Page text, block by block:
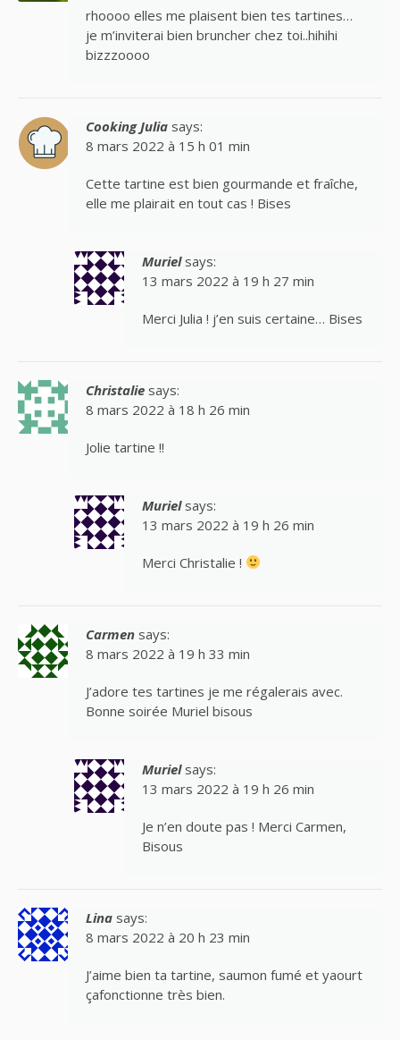
rhoooo elles me plaisent bien tes tartines…
je m’inviterai bien bruncher chez toi..hihihi
bizzzoooo
Cooking Julia says:
8 mars 2022 à 15 h 01 min
Cette tartine est bien gourmande et fraîche,
elle me plairait en tout cas ! Bises
Muriel says:
13 mars 2022 à 19 h 27 min
Merci Julia ! j’en suis certaine… Bises
Christalie says:
8 mars 2022 à 18 h 26 min
Jolie tartine !!
Muriel says:
13 mars 2022 à 19 h 26 min
Merci Christalie !
Carmen says:
8 mars 2022 à 19 h 33 min
J’adore tes tartines je me régalerais avec.
Bonne soirée Muriel bisous
Muriel says:
13 mars 2022 à 19 h 26 min
Je n’en doute pas ! Merci Carmen,
Bisous
Lina says:
8 mars 2022 à 20 h 23 min
J’aime bien ta tartine, saumon fumé et yaourt
çafonctionne très bien.